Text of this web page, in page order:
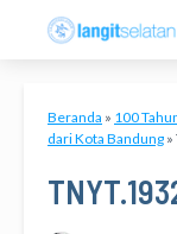
Beranda » 100
dari Kota Bandung »